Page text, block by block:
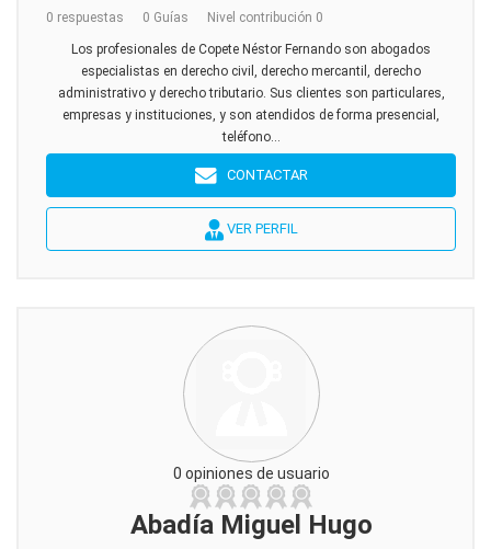
0 respuestas 0 Guías Nivel contribución 0
Los profesionales de Copete Néstor Fernando son abogados
especialistas en derecho civil, derecho mercantil, derecho
administrativo y derecho tributario. Sus clientes son particulares,
empresas y instituciones, y son atendidos de forma presencial,
teléfono...
CONTACTAR
VER PERFIL
0 opiniones de usuario
Abadía Miguel Hugo